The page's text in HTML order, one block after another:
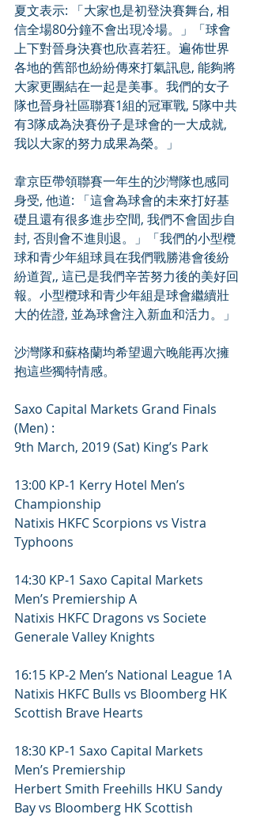
夏文表示: 「大家也是初登決賽舞台, 相
信全場80分鐘不會出現冷場。」「球會
上下對晉身決賽也欣喜若狂。遍佈世界
各地的舊部也紛紛傳來打氣訊息, 能夠將
大家更團結在一起是美事。我們的女子
隊也晉身社區聯賽1組的冠軍戰, 5隊中共
有3隊成為決賽份子是球會的一大成就,
我以大家的努力成果為榮。」
韋京臣帶領聯賽一年生的沙灣隊也感同
身受, 他道: 「這會為球會的未來打好基
礎且還有很多進步空間, 我們不會固步自
封, 否則會不進則退。」「我們的小型欖
球和青少年組球員在我們戰勝港會後紛
紛道賀,, 這已是我們辛苦努力後的美好回
報。小型欖球和青少年組是球會繼續壯
大的佐證, 並為球會注入新血和活力。」
沙灣隊和蘇格蘭均希望週六晚能再次擁
抱這些獨特情感。
Saxo Capital Markets Grand Finals
(Men) :
9th March, 2019 (Sat) King’s Park
13:00 KP-1 Kerry Hotel Men’s
Championship
Natixis HKFC Scorpions vs Vistra
Typhoons
14:30 KP-1 Saxo Capital Markets
Men’s Premiership A
Natixis HKFC Dragons vs Societe
Generale Valley Knights
16:15 KP-2 Men’s National League 1A
Natixis HKFC Bulls vs Bloomberg HK
Scottish Brave Hearts
18:30 KP-1 Saxo Capital Markets
Men’s Premiership
Herbert Smith Freehills HKU Sandy
Bay vs Bloomberg HK Scottish